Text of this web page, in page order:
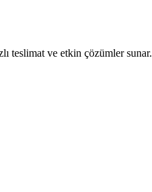
teslimat ve etkin çözümler sunar.